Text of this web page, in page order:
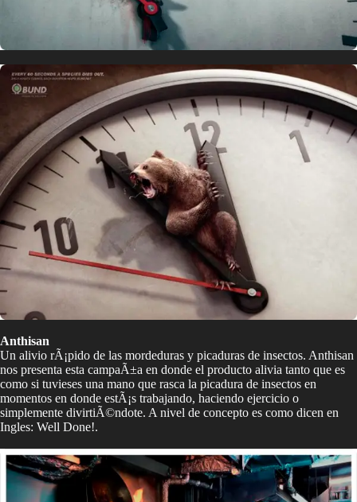
Anthisan
Un alivio rÃ¡pido de las mordeduras y picaduras de insectos. Anthisan
nos presenta esta campaÃ±a en donde el producto alivia tanto que es
como si tuvieses una mano que rasca la picadura de insectos en
momentos en donde estÃ¡s trabajando, haciendo ejercicio o
simplemente divirtiÃ©ndote. A nivel de concepto es como dicen en
Ingles: Well Done!.